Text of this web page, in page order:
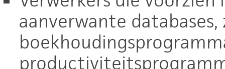
aanverwante databases,